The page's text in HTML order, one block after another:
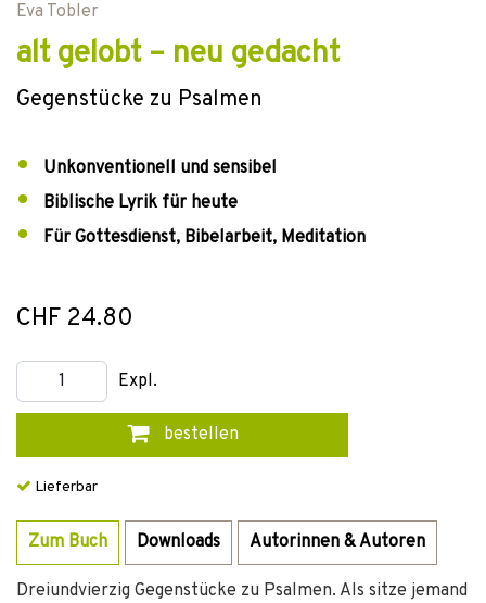
Eva Tobler
alt gelobt – neu gedacht
Gegenstücke zu Psalmen
Unkonventionell und sensibel
Biblische Lyrik für heute
Für Gottesdienst, Bibelarbeit, Meditation
CHF 24.80
Expl.
bestellen
Lieferbar
Zum Buch Downloads Autorinnen & Autoren
Dreiundvierzig Gegenstücke zu Psalmen. Als sitze jemand